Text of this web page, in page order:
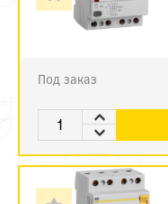
Под заказ